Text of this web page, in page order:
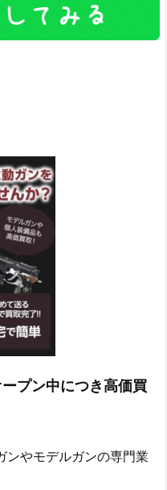
プン中につき高価買
ンやモデルガンの専門業